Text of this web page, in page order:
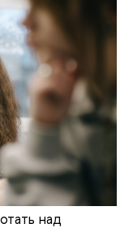
над